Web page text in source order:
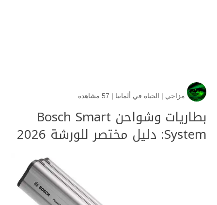
مزاجي | الحياة في ألمانيا | 57 مشاهدة
بطاريات وشواحن Bosch Smart
System: دليل مختصر للورشة 2026